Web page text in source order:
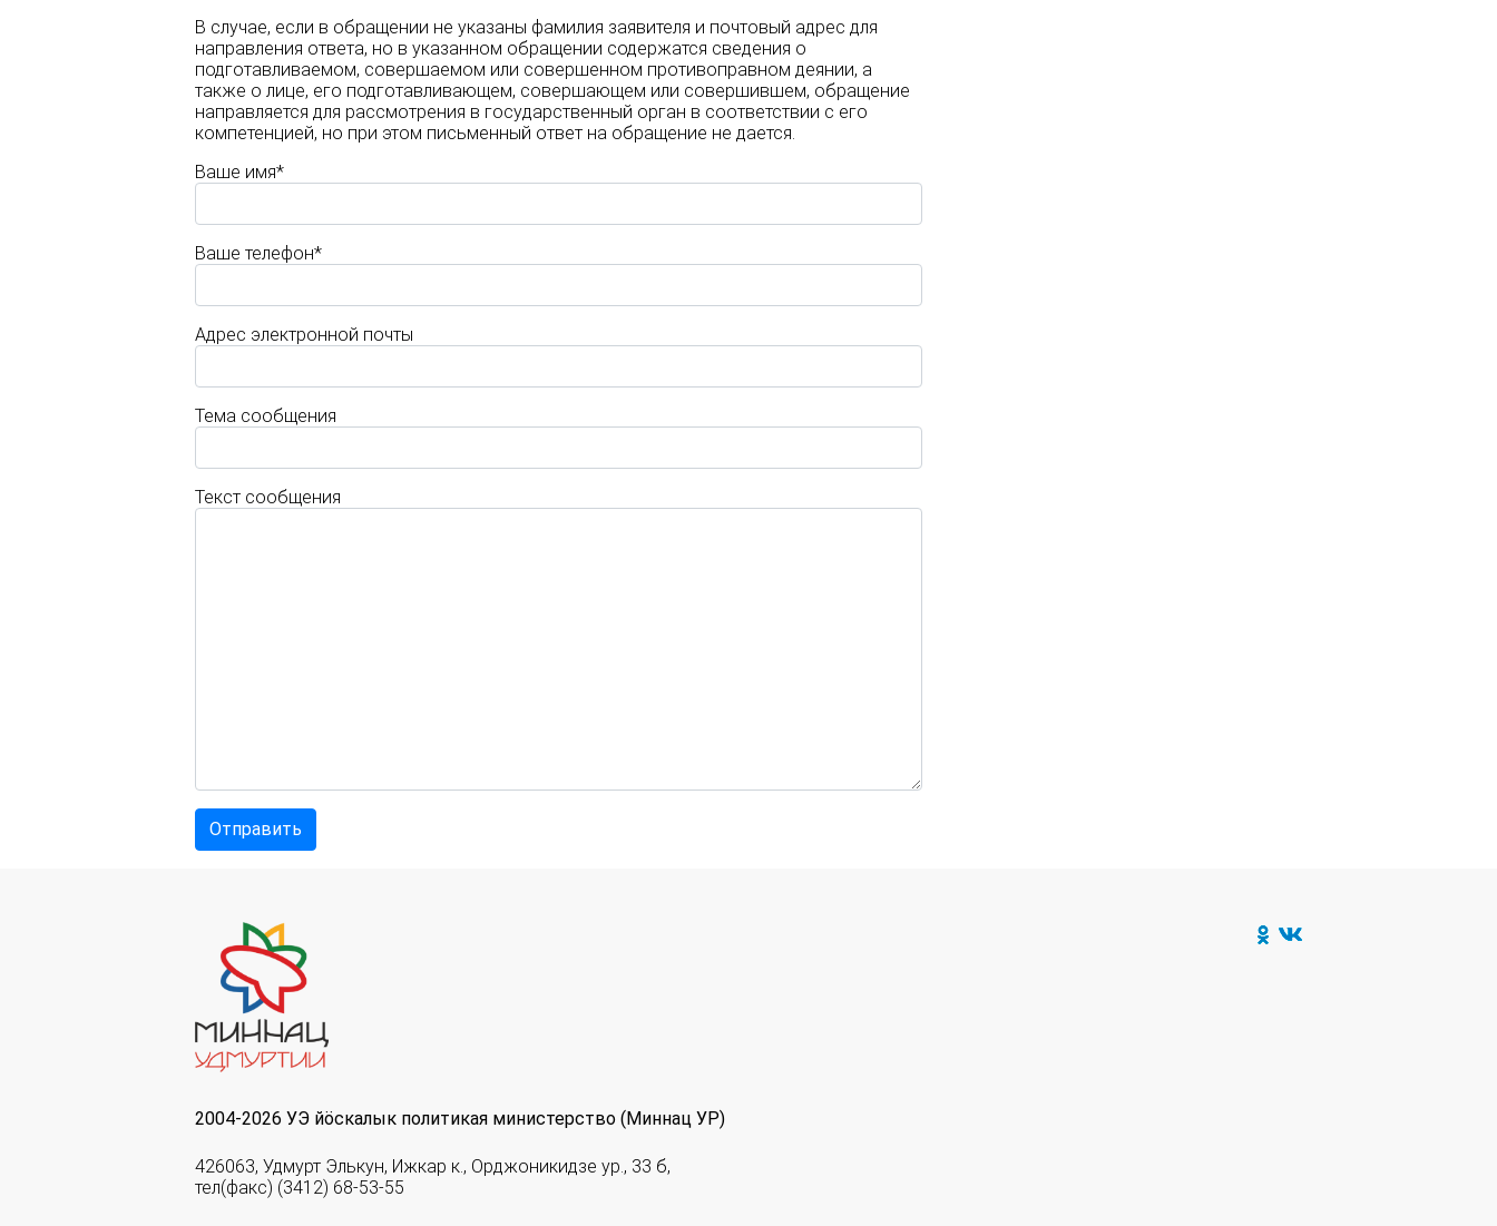
В случае, если в обращении не указаны фамилия заявителя и почтовый адрес для
направления ответа, но в указанном обращении содержатся сведения о
подготавливаемом, совершаемом или совершенном противоправном деянии, а
также о лице, его подготавливающем, совершающем или совершившем, обращение
направляется для рассмотрения в государственный орган в соответствии с его
компетенцией, но при этом письменный ответ на обращение не дается.
Ваше имя*
Ваше телефон*
Адрес электронной почты
Тема сообщения
Текст сообщения
2004-2026 УЭ йöскалык политикая министерство (Миннац УР)
426063, Удмурт Элькун, Ижкар к., Орджоникидзе ур., 33 б,
тел(факс) (3412) 68-53-55